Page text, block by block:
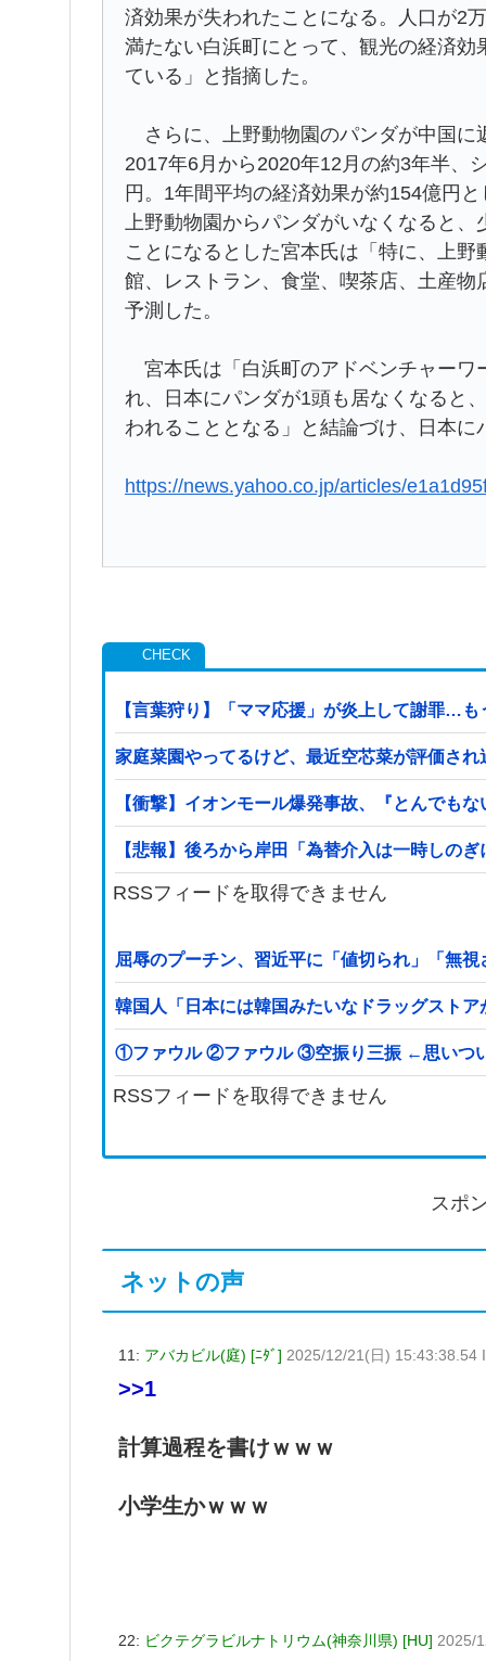
済効果が失われたことになる。人口が2
満たない白浜町にとって、観光の経済
ている」と指摘した。
さらに、上野動物園のパンダが中国に
2017年6月から2020年12月の約3年半、
円。1年間平均の経済効果が約154億円と
上野動物園からパンダがいなくなると
ことになるとした宮本氏は「特に、上
館、レストラン、食堂、喫茶店、土産
予測した。
宮本氏は「白浜町のアドベンチャーワ
れ、日本にパンダが1頭も居なくなると
われることとなる」と結論づけ、日本
https://news.yahoo.co.jp/articles/
【言葉狩り】「ママ応援」が炎上して謝罪…も
家庭菜園やってるけど、最近空芯菜が評価さ
【衝撃】イオンモール爆発事故、『とんでも
【悲報】後ろから岸田「為替介入は一時しの
RSSフィードを取得できません
屈辱のプーチン、習近平に「値切られ」「無
韓国人「日本には韓国みたいなドラッグスト
①ファウル ②ファウル ③空振り三振 ←
RSSフィードを取得できません
スポ
ネットの声
11: アバカビル(庭) [ﾆﾀﾞ] 2025/12/21(日) 15:43:38.54
>>1
計算過程を書けｗｗｗ
小学生かｗｗｗ
22: ビクテグラビルナトリウム(神奈川県) [HU] 2025/